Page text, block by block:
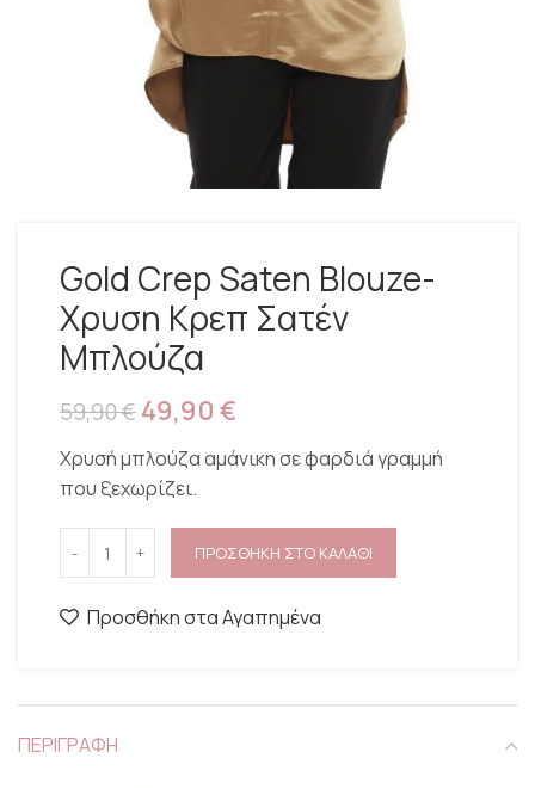
Gold Crep Saten Blouze-
Χρυση Κρεπ Σατέν
Μπλούζα
59,90€49,90 €
Χρυσή μπλούζα αμάνικη σε φαρδιά γραμμή
που ξεχωρίζει.
ΠΡΟΣΘΗΚΗ ΣΤΟ ΚΑΛΑΘΙ
Προσθήκη στα Αγαπημένα
ΠΕΡΙΓΡΑΦΗ